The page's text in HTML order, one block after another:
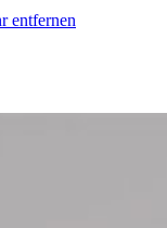
entfernen